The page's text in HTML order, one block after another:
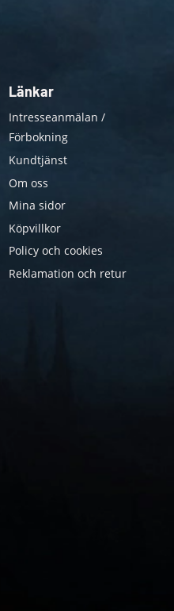
Länkar
Intresseanmälan /
Förbokning
Kundtjänst
Om oss
Mina sidor
Köpvillkor
Policy och cookies
Reklamation och retur